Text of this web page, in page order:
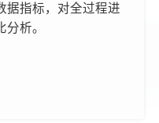
据指标，对全过程进
析。